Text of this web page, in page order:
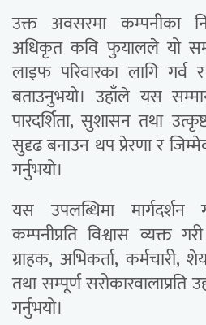
उक्त अवसरमा कम्पनीका
अधिकृत कवि फुयालले यो
लाइफ परिवारका लागि
बताउनुभयो। उहाँले यस
पारदर्शिता, सुशासन तथा
सुदृढ बनाउन थप प्रेरणा र
गर्नुभयो।
यस उपलब्धिमा मार्गदर्शन
कम्पनीप्रति विश्वास व्यक्त
ग्राहक, अभिकर्ता, कर्मचारी,
तथा सम्पूर्ण सरोकारवालाप्रति
गर्नुभयो।